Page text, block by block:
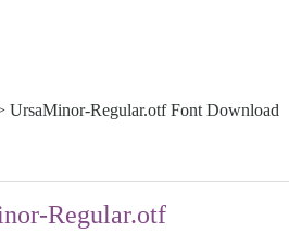
UrsaMinor-Regular.otf Font Download
Regular.otf